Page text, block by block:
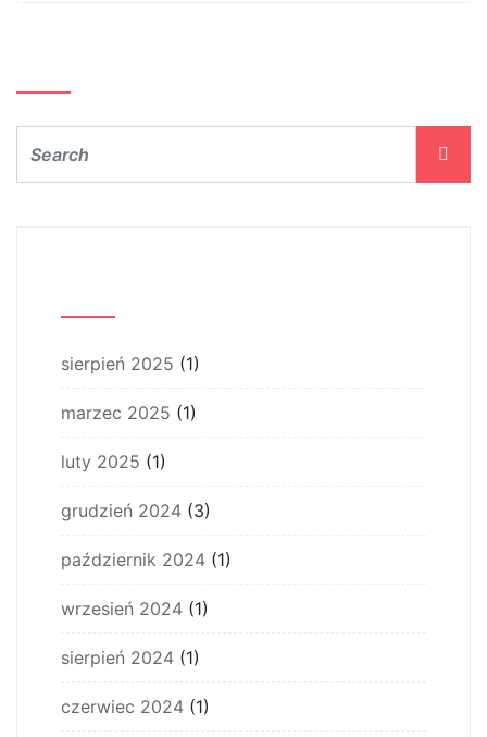
sierpień 2025 (1)
marzec 2025 (1)
luty 2025 (1)
grudzień 2024 (3)
październik 2024 (1)
wrzesień 2024 (1)
sierpień 2024 (1)
czerwiec 2024 (1)